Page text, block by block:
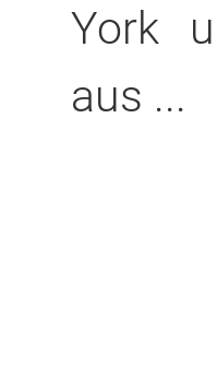
York
aus ...